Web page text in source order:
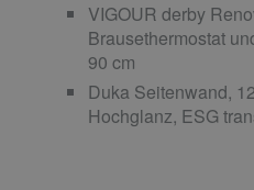
VIGOUR derby
Brausethermostat
90 cm
Duka Seitenwand,
Hochglanz, ESG